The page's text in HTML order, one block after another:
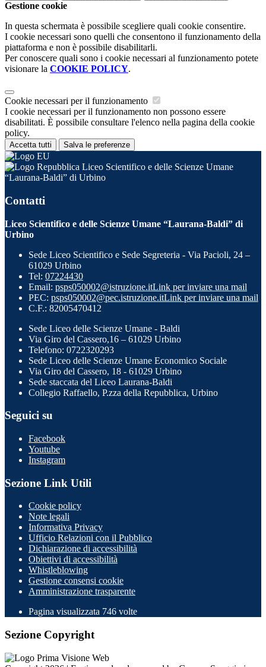
Gestione cookie
In questa schermata è possibile scegliere quali cookie consentire.
I cookie necessari sono quelli che consentono il funzionamento della
piattaforma e non è possibile disabilitarli.
Per conoscere quali sono i cookie necessari al funzionamento potete
visionare la COOKIE POLICY.
Cookie necessari per il funzionamento
I cookie necessari per il funzionamento non possono essere
disabilitati. È possibile consultare l'elenco nella pagina della cookie
policy.
Accetta tutti Salva le preferenze
Liceo Scientifico e delle Scienze Umane
“Laurana-Baldi” di Urbino
Contatti
Liceo Scientifico e delle Scienze Umane “Laurana-Baldi” di
Urbino
Sede Liceo Scientifico e Sede Segreteria - Via Pacioli, 24 –
61029 Urbino
Tel: 07224430
Email: psps050002@istruzione.itLink per inviare una mail
PEC: psps050002@pec.istruzione.itLink per inviare una mail
C.F.: 82005470412
Sede Liceo delle Scienze Umane - Baldi
Via Giro del Cassero,16 – 61029 Urbino
Telefono: 0722320293
Sede Liceo delle Scienze Umane Economico Sociale
Via Giro del Cassero, 18 - 61029 Urbino
Sede staccata del Liceo Laurana-Baldi
Collegio Raffaello, P.zza della Repubblica, Urbino
Seguici su
Facebook
Youtube
Instagram
Sezione Link Utili
Cookie policy
Note legali
Informativa Privacy
Ufficio Relazioni con il Pubblico
Dichiarazione di accessibilità
Obiettivi di accessibilità
Whistleblowing
Gestione consensi cookie
Amministrazione trasparente
Pagina visualizzata 746 volte
Sezione Copyright